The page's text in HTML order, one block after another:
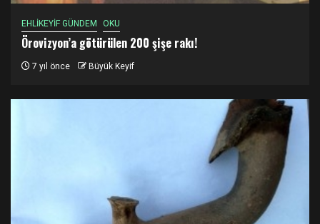
EHLİKEYİF GÜNDEM OKU
Örovizyon’a götürülen 200 şişe rakı!
7 yıl önce Büyük Keyif